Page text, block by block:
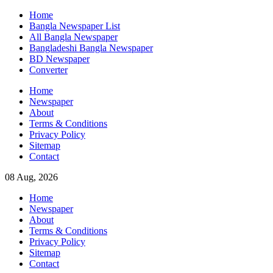
Skip
content
Home
Bangla Newspaper List
All Bangla Newspaper
Bangladeshi Bangla Newspaper
BD Newspaper
Converter
Home
Newspaper
About
Terms & Conditions
Privacy Policy
Sitemap
Contact
08 Aug, 2026
Home
Newspaper
About
Terms & Conditions
Privacy Policy
Sitemap
Contact